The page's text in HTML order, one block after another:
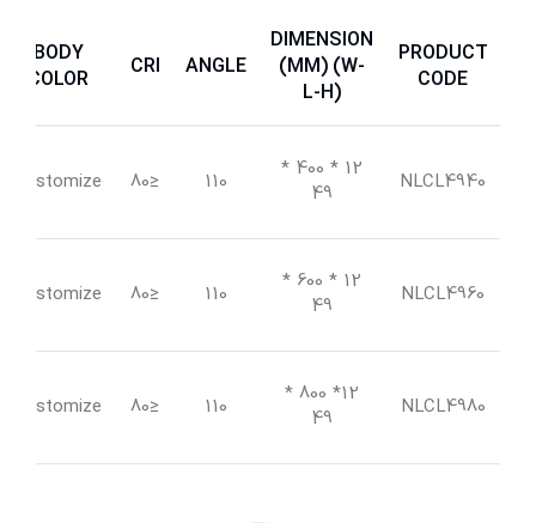
PRODUCT
CODE
DIMENSION
(MM) (W-
L-H)
ANGLE
CRI
BODY
COLOR
NLCL4940
12 * 400 *
49
110
≤80
Customize
NLCL4960
12 * 600 *
49
110
≤80
Customize
NLCL4980
12* 800 *
49
110
≤80
Customize